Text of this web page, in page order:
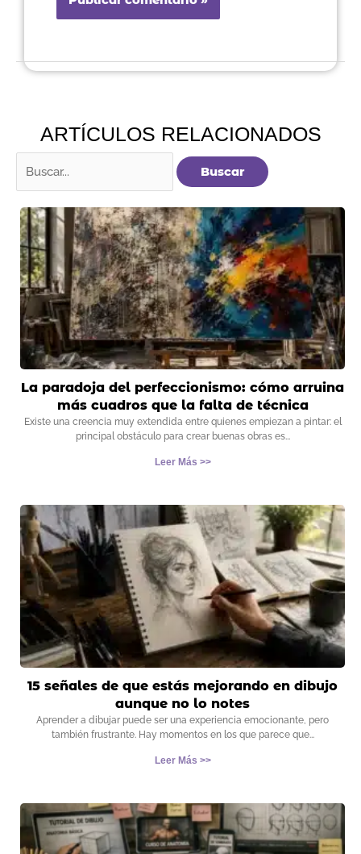
ARTÍCULOS RELACIONADOS
por:
La paradoja del perfeccionismo: cómo arruina
más cuadros que la falta de técnica
Existe una creencia muy extendida entre quienes empiezan a pintar: el
principal obstáculo para crear buenas obras es
Leer Más >>
15 señales de que estás mejorando en dibujo
aunque no lo notes
Aprender a dibujar puede ser una experiencia emocionante, pero
también frustrante. Hay momentos en los que parece que
Leer Más >>